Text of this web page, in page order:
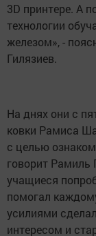
3D принтере. А
технологии
железом», -
Гилязиев.
На днях они с
ковки Рамиса
с целью
говорит
учащиеся
помогал
усилиями
интересом и